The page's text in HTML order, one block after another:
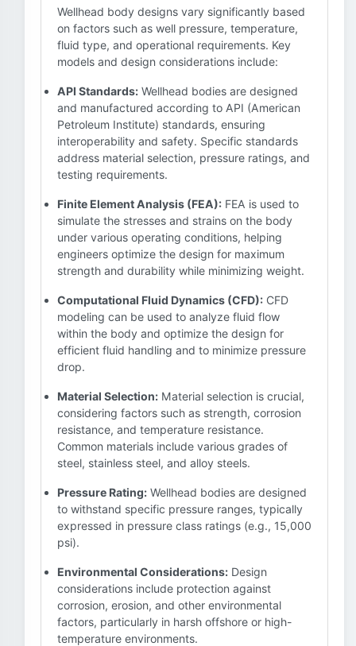
Wellhead body designs vary significantly based
on factors such as well pressure, temperature,
fluid type, and operational requirements. Key
models and design considerations include:
API Standards: Wellhead bodies are designed
and manufactured according to API (American
Petroleum Institute) standards, ensuring
interoperability and safety. Specific standards
address material selection, pressure ratings, and
testing requirements.
Finite Element Analysis (FEA): FEA is used to
simulate the stresses and strains on the body
under various operating conditions, helping
engineers optimize the design for maximum
strength and durability while minimizing weight.
Computational Fluid Dynamics (CFD): CFD
modeling can be used to analyze fluid flow
within the body and optimize the design for
efficient fluid handling and to minimize pressure
drop.
Material Selection: Material selection is crucial,
considering factors such as strength, corrosion
resistance, and temperature resistance.
Common materials include various grades of
steel, stainless steel, and alloy steels.
Pressure Rating: Wellhead bodies are designed
to withstand specific pressure ranges, typically
expressed in pressure class ratings (e.g., 15,000
psi).
Environmental Considerations: Design
considerations include protection against
corrosion, erosion, and other environmental
factors, particularly in harsh offshore or high-
temperature environments.